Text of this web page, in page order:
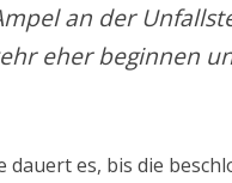
an der
eher beginnen
dauert es, bis die